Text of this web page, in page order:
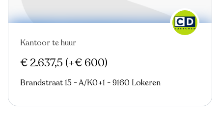
Kantoor te huur
€ 2.637,5 (+€ 600)
Brandstraat 15 - A/K0+1 - 9160 Lokeren